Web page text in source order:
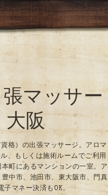
マッサー
阪
格）の出張マッサージ。アロマ
、もしくは施術ルームでご利用
町にあるマンションの一室。ア
中市、池田市、東大阪市、門真
子マネー決済もOK。